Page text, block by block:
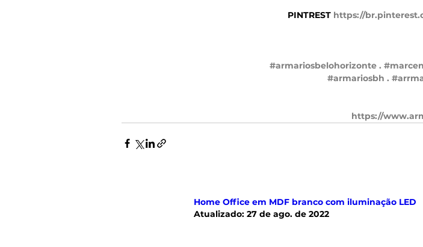
PINTREST https://
#armariosbelohorizonte .
#armariosbh .
https://
Home Office em MDF branco com iluminação LED
Atualizado: 27 de ago. de 2022